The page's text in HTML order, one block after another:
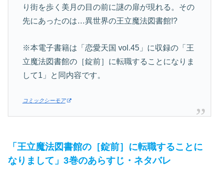
り街を歩く美月の目の前に謎の扉が現れる。その
先にあったのは…異世界の王立魔法図書館!?
※本電子書籍は「恋愛天国 vol.45」に収録の「王
立魔法図書館の［錠前］に転職することになりま
して1」と同内容です。
コミックシーモア
「王立魔法図書館の［錠前］に転職することに
なりまして」3巻のあらすじ・ネタバレ